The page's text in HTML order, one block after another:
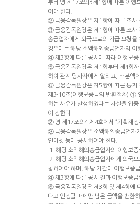
부터 영 제17조의3제1항에 따른 이행
여야 한다.
② 금융감독원장은 제1항에 따른 조사
③ 금융감독원장은 제1항에 따른 조사
송금업자에게 외국으로의 지급 요청을
경우에는 해당 소액해외송금업자의
④ 제3항에 따른 공시에 따라 이행보증
⑤ 금융감독원장은 제1항부터 제4항까
하여 관계 당사자에게 알리고, 배분액
⑥ 금융감독원장은 제5항에 따른 통지
제3-10조(이행보증금의 반환절차) ①
하는 사유가 발생하였다는 사실을 입
이 정한다.
② 영 제17조의4 제4호에서 “기획재정
③ 금융감독원장은 소액해외송금업자
인터넷 등에 공시하여야 한다.
1. 해당 소액해외송금업자의 이행보
2. 해당 소액해외송금업자에게 외국
청하여야 하며, 해당 기간에 이행보증
④ 제3항에 따른 공시 결과 이행보증
⑤ 금융감독원장은 제3항 및 제4항에
다고 인정될 때에만 남은 금액을 반환